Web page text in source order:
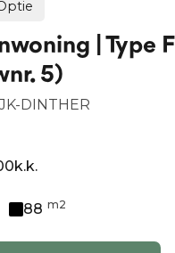
| Type F
5)
DINTHER
k.k.
88 m2